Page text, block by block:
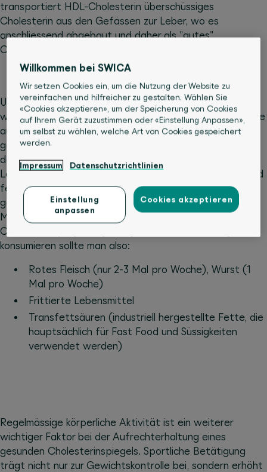
transportiert HDL-Cholesterin überschüssiges
Cholesterin aus den Gefässen zur Leber, wo es
anschliessend abgebaut und daher als "gutes"
Cholesterin betrachtet wird.
Um ein gesundes Gleichgewicht zu erhalten, ist es
wichtig, seine LDL-Cholesterinwerte zu kontrollieren. Eine
ausgewogene Ernährung, die reich an Ballaststoffen,
gesunden Fetten und Omega-3-Fettsäuren ist, kann
dazu beitragen, den LDL-Cholesterinspiegel zu senken.
Lebensmittel wie Vollkornprodukte, Nüsse, Avocados und
fetter Fisch sind gute Optionen. Lebensmittel mit viel
gesättigten Fettsäuren sollten jedoch nur in kleinen
Mengen konsumiert werden, da sie einen hohen LDL-
Cholesterinspiegel begünstigen können. Gemässigt
konsumieren sollte man also:
Rotes Fleisch (nur 2-3 Mal pro Woche), Wurst (1
Mal pro Woche)
Frittierte Lebensmittel
Transfettsäuren (industriell hergestellte Fette, die
hauptsächlich für Fast Food und Süssigkeiten
verwendet werden)
Regelmässige körperliche Aktivität ist ein weiterer
wichtiger Faktor bei der Aufrechterhaltung eines
gesunden Cholesterinspiegels. Sportliche Betätigung
trägt nicht nur zur Gewichtskontrolle bei, sondern erhöht
Willkommen bei SWICA
Wir setzen Cookies ein, um die Nutzung der Website zu
vereinfachen und hilfreicher zu gestalten. Wählen Sie
«Cookies akzeptieren», um der Speicherung von Cookies
auf Ihrem Gerät zuzustimmen oder «Einstellung Anpassen»,
um selbst zu wählen, welche Art von Cookies gespeichert
werden.
Impressum Datenschutzrichtlinien
Einstellung
anpassen
Cookies akzeptieren